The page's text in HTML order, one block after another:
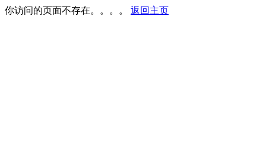
你访问的页面不存在。。。。 返回主页